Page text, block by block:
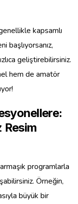
kapsamlı
başlıyorsanız,
geliştirebilirsiniz.
hem de amatör
Resim
programlarla
Örneğin,
büyük bir